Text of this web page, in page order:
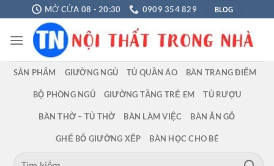
Chuyển
đến
nội
MỞ CỬA 08 - 20:30 0909 354 829 BLOG
SẢN PHẨM GIƯỜNG NGỦ TỦ QUẦN ÁO BÀN TRANG ĐIỂM
BỘ PHÒNG NGỦ GIƯỜNG TẦNG TRẺ EM TỦ RƯỢU
BÀN THỜ – TỦ THỜ BÀN LÀM VIỆC BÀN ĂN GỖ
GHẾ BỐ GIƯỜNG XẾP BÀN HỌC CHO BÉ
Tìm